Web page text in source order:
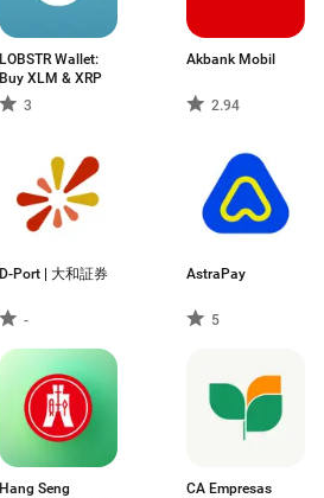
LOBSTR Wallet:
Buy XLM & XRP
3
Akbank Mobil
2.94
D-Port | 大和証券
-
AstraPay
5
Hang Seng
CA Empresas